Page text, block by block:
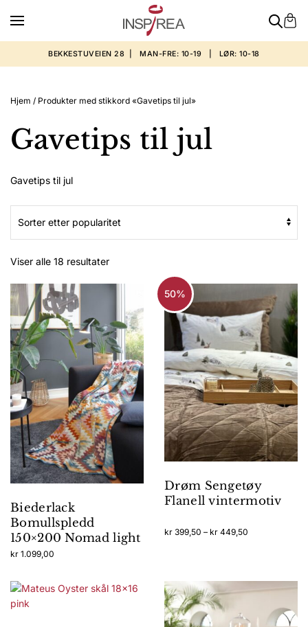
BEKKESTUVEIEN 28 | MAN-FRE: 10-19 | LØR: 10-18
Hjem / Produkter med stikkord «Gavetips til jul»
Gavetips til jul
Gavetips til jul
Viser alle 18 resultaterSortert
Biederlack
Bomullspledd
150×200 Nomad light
kr 1.099,00
50%
Drøm Sengetøy
Flanell vintermotiv
kr 399,50 – kr 449,50
flere
varianter.
Alternativene